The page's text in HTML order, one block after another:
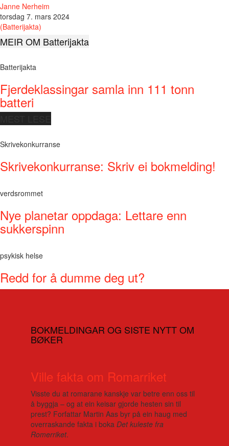
Janne Nerheim
torsdag 7. mars 2024
(Batterijakta)
MEIR OM Batterijakta
Batterijakta
Fjerdeklassingar samla inn 111 tonn
batteri
Skrivekonkurranse
Skrivekonkurranse: Skriv ei bokmelding!
verdsrommet
Nye planetar oppdaga: Lettare enn
sukkerspinn
psykisk helse
Redd for å dumme deg ut?
BOKMELDINGAR OG SISTE NYTT OM
BØKER
Ville fakta om Romarriket
Visste du at romarane kanskje var betre enn oss til
å byggja – og at ein keisar gjorde hesten sin til
prest? Forfattar Martin Aas byr på ein haug med
overraskande fakta i boka Det kuleste fra
Romerriket.